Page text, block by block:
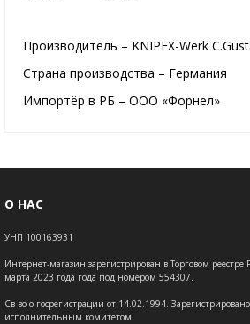
Производитель – KNIPEX-Werk
Страна производства – Германия
Импортёр в РБ – ООО «Форнел»
О НАС
УНП 100163931
Интернет-магазин зарегистрирован в Торговом реестре
марта 2023 года года под номером 554307.
Св-во о госрегистрации от 14.02.1994.
исполнительным комитетом